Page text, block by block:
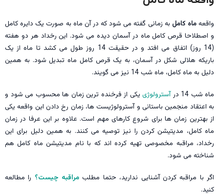
واقعهماه کامل به زمانی گفته می شود که در آن ماه به صورت یک دایره کامل
و اصطلاحا قرص کامل ماه در آسمان دیده می شود. این رخداد هر دو هفته
(14 روز) اتفاق می افتد و در حقیقت 14 روز طول می کشد تا ماه از یک
باریکه هلالی شکل در آسمان، به یک قرص کامل ماه تبدیل شود. به همین
دلیل به ماه کامل، ماه شب 14 نیز می گویند.
ماه شب 14 در آسترولوژی یکی از فرخنده ترین زمان ها محسوب می شود و
به اعتقاد منجمین باستانی و آسترولوژیست ها، زمان رخ دادن این واقعه یکی
از بهترین زمان ها برای شروع کارهای مهم است. علاوه بر این عرفا در زمان
ماه کامل، مدیتیشن کردن را نیز توصیه می کنند. به همین دلیل برای این
رخداد، مراقبه مخصوصی تهیه کرده اند که با نام مدیتیشن ماه کامل هم
شناخته می شود.
اگر با مراقبه کردن آشنایی ندارید، حتما مطلب مراقبه چیست؟ را مطالعه
کنید.